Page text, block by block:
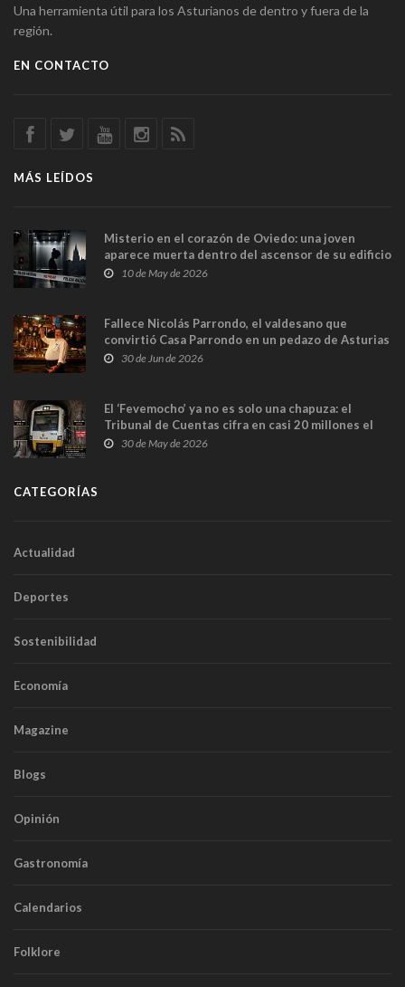
Una herramienta útil para los Asturianos de dentro y fuera de la
región.
EN CONTACTO
MÁS LEÍDOS
Misterio en el corazón de Oviedo: una joven
aparece muerta dentro del ascensor de su edificio
y las cámaras captan sus últimos minutos
10 de May de 2026
Fallece Nicolás Parrondo, el valdesano que
convirtió Casa Parrondo en un pedazo de Asturias
en Madrid
30 de Jun de 2026
El ‘Fevemocho’ ya no es solo una chapuza: el
Tribunal de Cuentas cifra en casi 20 millones el
sobrecoste de los trenes que no cabían por los
30 de May de 2026
CATEGORÍAS
Actualidad
Deportes
Sostenibilidad
Economía
Magazine
Blogs
Opinión
Gastronomía
Calendarios
Folklore